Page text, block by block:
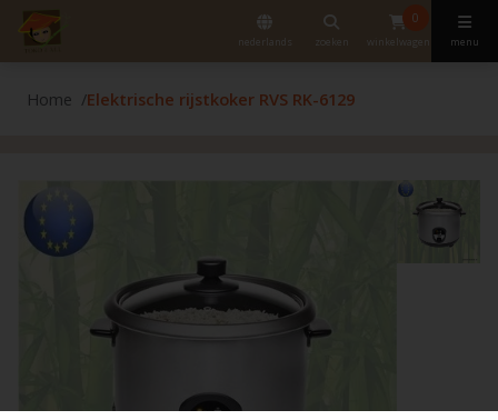
nederlands zoeken
0
winkelwagen menu
Home Elektrische rijstkoker RVS RK-6129